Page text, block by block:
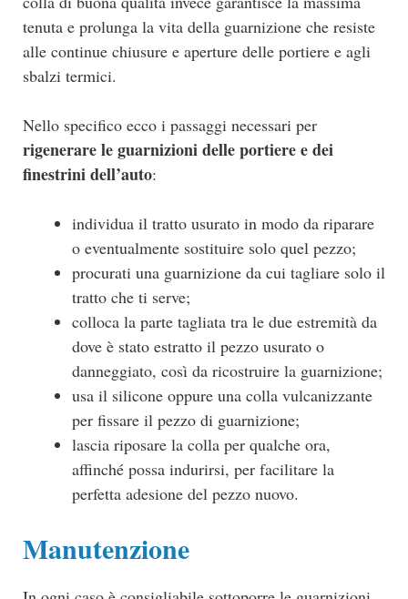
tenuta e prolunga la vita della guarnizione che resiste
alle continue chiusure e aperture delle portiere e agli
sbalzi termici.
Nello specifico ecco i passaggi necessari per
rigenerare le guarnizioni delle portiere e dei
finestrini dell’auto:
individua il tratto usurato in modo da riparare
o eventualmente sostituire solo quel pezzo;
procurati una guarnizione da cui tagliare solo il
tratto che ti serve;
colloca la parte tagliata tra le due estremità da
dove è stato estratto il pezzo usurato o
danneggiato, così da ricostruire la guarnizione;
usa il silicone oppure una colla vulcanizzante
per fissare il pezzo di guarnizione;
lascia riposare la colla per qualche ora,
affinché possa indurirsi, per facilitare la
perfetta adesione del pezzo nuovo.
Manutenzione